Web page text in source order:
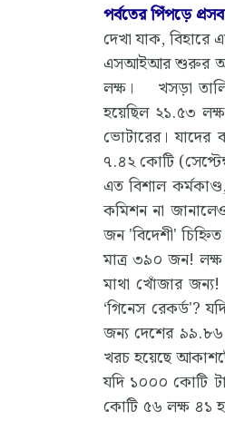
পর্বতের পিঁপড়ে প্রসব
দেখা যাক,
এসআইআর শুরুর
লক্ষ। খসড়া
হয়েছিল ২১.৫৩
ভোটারের। যাদের
৭.৪২ কোটি
এত বিশাল
কমিশন না
জন 'বিদেশী'
মাত্র ৩৯০ জন! লক্ষ
মাথা খোঁজার
‘গিনেস রেকর্ড'?
জন্য দেশের ৯৯.৮৬
খরচ হয়েছে
যদি ১০০০ কোটি
কোটি ৫৬ লক্ষ ৪১